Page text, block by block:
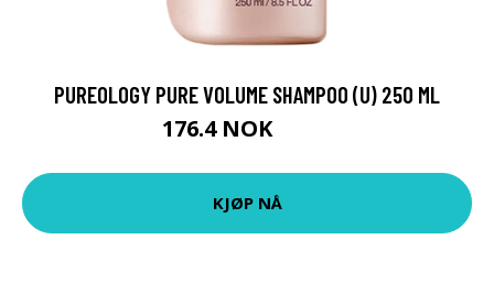
PUREOLOGY PURE VOLUME SHAMPOO (U) 250 ML
176.4 NOK
KJØP NÅ